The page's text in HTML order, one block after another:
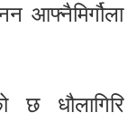
आफ्नैमिर्गौला
छ धौलागिरि